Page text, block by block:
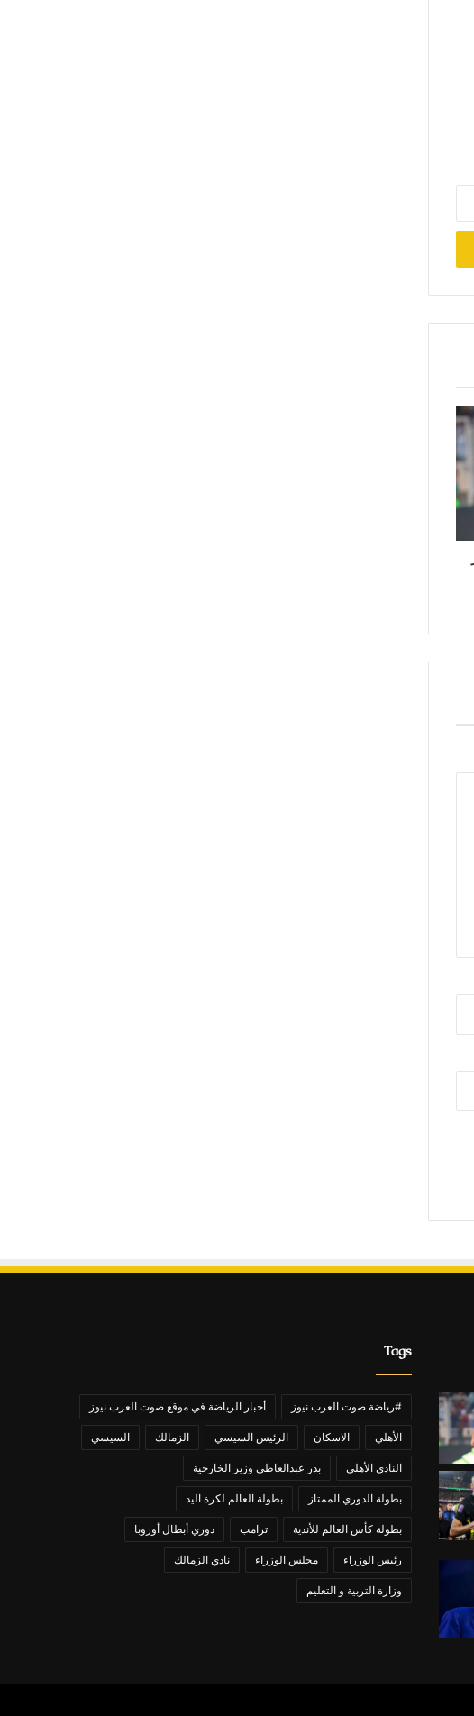
Tags
#رياضة صوت العرب نيوز أخبار الرياضة في موقع صوت العرب نيوز
الأهلي الاسكان الرئيس السيسي الزمالك السيسي
النادي الأهلي بدر عبدالعاطي وزير الخارجية
بطولة الدوري الممتاز بطولة العالم لكرة اليد
بطولة كأس العالم للأندية ترامب دوري أبطال أوروبا
رئيس الوزراء مجلس الوزراء نادي الزمالك
وزارة التربية و التعليم